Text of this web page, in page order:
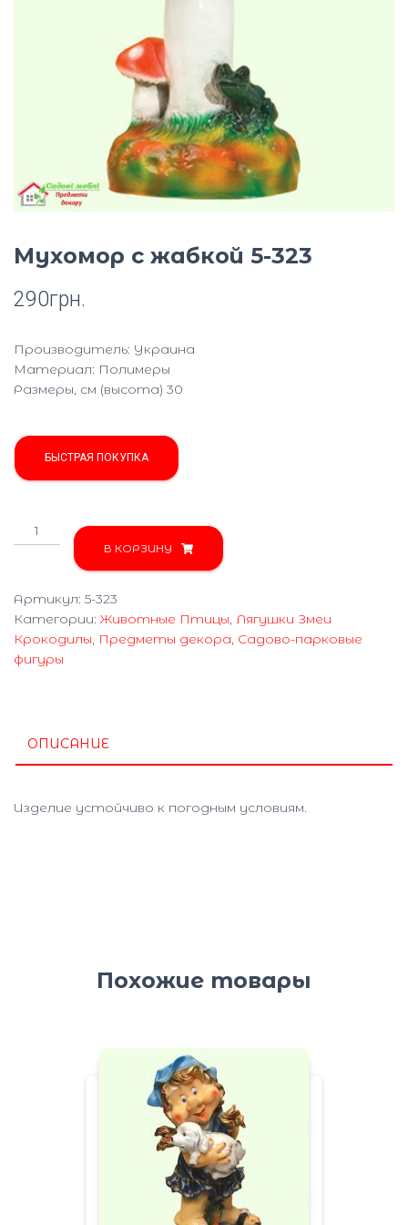
Мухомор с жабкой 5-323
290грн.
Производитель: Украина
Материал: Полимеры
Размеры, см (высота) 30
БЫСТРАЯ ПОКУПКА
Количество
товара
Мухомор
жабкой
5-
323
В КОРЗИНУ
Артикул: 5-323
Категории: Животные Птицы, Лягушки Змеи
Крокодилы, Предметы декора, Садово-парковые
фигуры
ОПИСАНИЕ
Изделие устойчиво к погодным условиям.
Похожие товары